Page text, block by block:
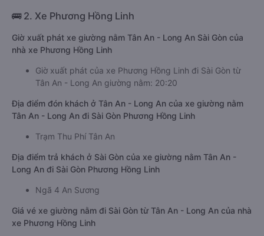
🚌 2. Xe Phương Hồng Linh
Giờ xuất phát xe giường nằm Tân An - Long An Sài Gòn của
nhà xe Phương Hồng Linh
Giờ xuất phát của xe Phương Hồng Linh đi Sài Gòn từ
Tân An - Long An giường nằm: 20:20
Địa điểm đón khách ở Tân An - Long An của xe giường nằm
Tân An - Long An đi Sài Gòn Phương Hồng Linh
Trạm Thu Phí Tân An
Địa điểm trả khách ở Sài Gòn của xe giường nằm Tân An -
Long An đi Sài Gòn Phương Hồng Linh
Ngã 4 An Sương
Giá vé xe giường nằm đi Sài Gòn từ Tân An - Long An của nhà
xe Phương Hồng Linh